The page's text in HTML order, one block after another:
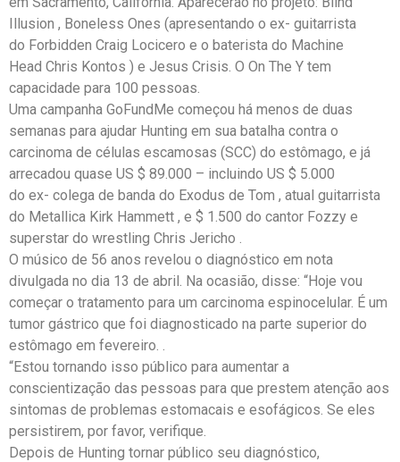
Illusion , Boneless Ones (apresentando o ex- guitarrista
do Forbidden Craig Locicero e o baterista do Machine
Head Chris Kontos ) e Jesus ​​Crisis. O On The Y tem
capacidade para 100 pessoas.
Uma campanha GoFundMe começou há menos de duas
semanas para ajudar Hunting em sua batalha contra o
carcinoma de células escamosas (SCC) do estômago, e já
arrecadou quase US $ 89.000 – incluindo US $ 5.000
do ex- colega de banda do Exodus de Tom , atual guitarrista
do Metallica Kirk Hammett , e $ 1.500 do cantor Fozzy e
superstar do wrestling Chris Jericho .
O músico de 56 anos revelou o diagnóstico em nota
divulgada no dia 13 de abril. Na ocasião, disse: “Hoje vou
começar o tratamento para um carcinoma espinocelular. É um
tumor gástrico que foi diagnosticado na parte superior do
estômago em fevereiro. .
“Estou tornando isso público para aumentar a
conscientização das pessoas para que prestem atenção aos
sintomas de problemas estomacais e esofágicos. Se eles
persistirem, por favor, verifique.
Depois de Hunting tornar público seu diagnóstico,